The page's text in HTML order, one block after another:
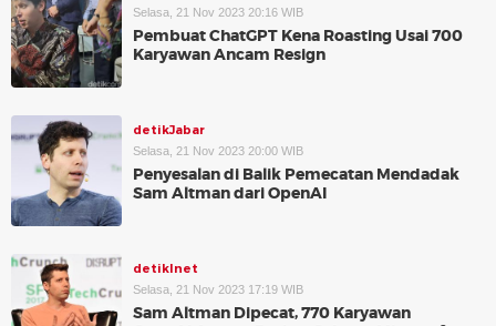
Selasa, 21 Nov 2023 20:16 WIB
Pembuat ChatGPT Kena Roasting Usai 700
Karyawan Ancam Resign
detikJabar
Selasa, 21 Nov 2023 20:00 WIB
Penyesalan di Balik Pemecatan Mendadak
Sam Altman dari OpenAI
detikInet
Selasa, 21 Nov 2023 17:19 WIB
Sam Altman Dipecat, 770 Karyawan